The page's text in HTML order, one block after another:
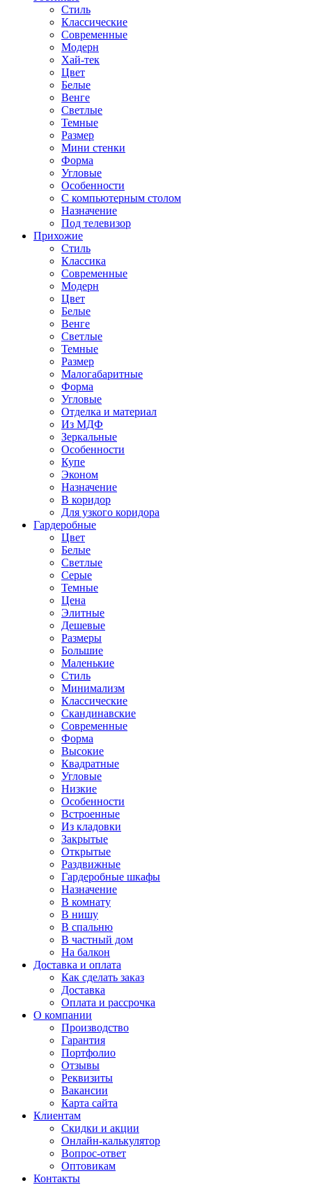
Стиль
Классические
Современные
Модерн
Хай-тек
Цвет
Белые
Венге
Светлые
Темные
Размер
Мини стенки
Форма
Угловые
Особенности
С компьютерным столом
Назначение
Под телевизор
Прихожие
Стиль
Классика
Современные
Модерн
Цвет
Белые
Венге
Светлые
Темные
Размер
Малогабаритные
Форма
Угловые
Отделка и материал
Из МДФ
Зеркальные
Особенности
Купе
Эконом
Назначение
В коридор
Для узкого коридора
Гардеробные
Цвет
Белые
Светлые
Серые
Темные
Цена
Элитные
Дешевые
Размеры
Большие
Маленькие
Стиль
Минимализм
Классические
Скандинавские
Современные
Форма
Высокие
Квадратные
Угловые
Низкие
Особенности
Встроенные
Из кладовки
Закрытые
Открытые
Раздвижные
Гардеробные шкафы
Назначение
В комнату
В нишу
В спальню
В частный дом
На балкон
Доставка и оплата
Как сделать заказ
Доставка
Оплата и рассрочка
О компании
Производство
Гарантия
Портфолио
Отзывы
Реквизиты
Вакансии
Карта сайта
Клиентам
Скидки и акции
Онлайн-калькулятор
Вопрос-ответ
Оптовикам
Контакты